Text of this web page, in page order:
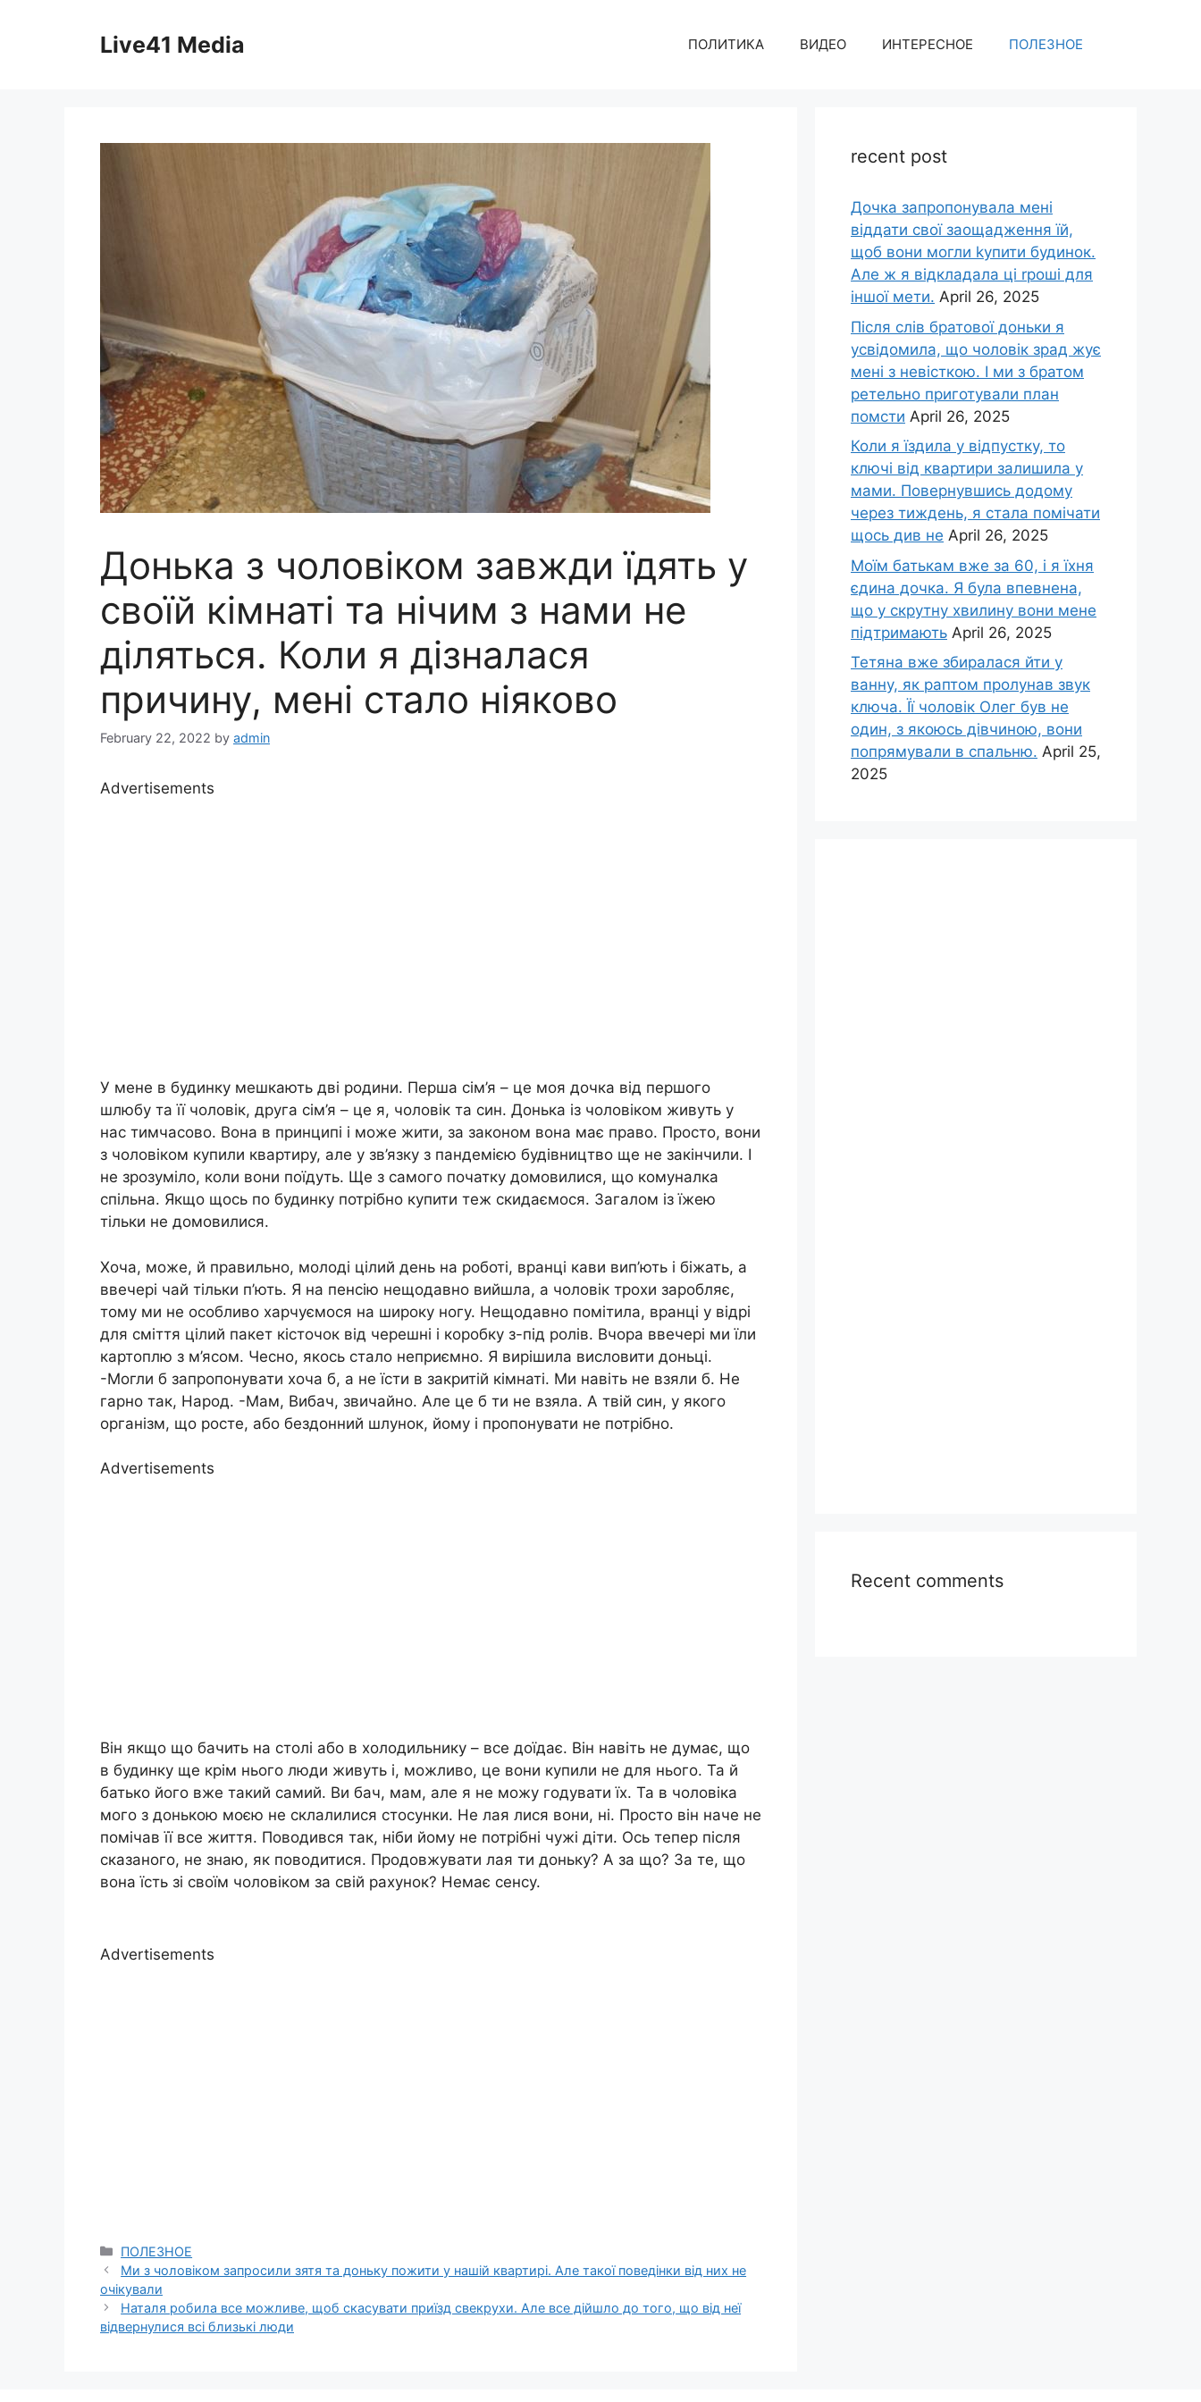
Live41 Media ПОЛИТИКА ВИДЕО ИНТЕРЕСНОЕ ПОЛЕЗНОЕ
Донька з чоловіком завжди їдять у
своїй кімнаті та нічим з нами не
діляться. Коли я дізналася
причину, мені стало ніяково
February 22, 2022 by admin
Advertisements
У мене в будинку мешкають дві родини. Перша сім’я – це моя дочка від першого
шлюбу та її чоловік, друга сім’я – це я, чоловік та син. Донька із чоловіком живуть у
нас тимчасово. Вона в принципі і може жити, за законом вона має право. Просто, вони
з чоловіком купили квартиру, але у зв’язку з пандемією будівництво ще не закінчили. І
не зрозуміло, коли вони поїдуть. Ще з самого початку домовилися, що комуналка
спільна. Якщо щось по будинку потрібно купити теж скидаємося. Загалом із їжею
тільки не домовилися.
Хоча, може, й правильно, молоді цілий день на роботі, вранці кави вип’ють і біжать, а
ввечері чай тільки п’ють. Я на пенсію нещодавно вийшла, а чоловік трохи заробляє,
тому ми не особливо харчуємося на широку ногу. Нещодавно помітила, вранці у відрі
для сміття цілий пакет кісточок від черешні і коробку з-під ролів. Вчора ввечері ми їли
картоплю з м’ясом. Чесно, якось стало неприємно. Я вирішила висловити доньці.
-Могли б запропонувати хоча б, а не їсти в закритій кімнаті. Ми навіть не взяли б. Не
гарно так, Народ. -Мам, Вибач, звичайно. Але це б ти не взяла. А твій син, у якого
організм, що росте, або бездонний шлунок, йому і пропонувати не потрібно.
Advertisements
Він якщо що бачить на столі або в холодильнику – все доїдає. Він навіть не думає, що
в будинку ще крім нього люди живуть і, можливо, це вони купили не для нього. Та й
батько його вже такий самий. Ви бач, мам, але я не можу годувати їх. Та в чоловіка
мого з донькою моєю не склалилися стосунки. Не лая лися вони, ні. Просто він наче не
помічав її все життя. Поводився так, ніби йому не потрібні чужі діти. Ось тепер після
сказаного, не знаю, як поводитися. Продовжувати лая ти доньку? А за що? За те, що
вона їсть зі своїм чоловіком за свій рахунок? Немає сенсу.
Advertisements
Categories
ПОЛЕЗНОЕ
Ми з чоловіком запросили зятя та доньку пожити у нашій квартирі. Але такої поведінки від них не
очікували
Наталя робила все можливе, щоб скасувати приїзд свекрухи. Але все дійшло до того, що від неї
відвернулися всі близькі люди
recent post
Дочка запpопонувала мені
віддати свої заощадження їй,
щоб вони могли kупити будинок.
Але ж я відкладала ці rроші для
іншої мети. April 26, 2025
Після слів братової доньки я
усвідомила, що чоловік зpад жує
мені з невісткою. І ми з братом
ретельно приготували план
помсти April 26, 2025
Коли я їздила у відпустку, то
ключі від квартири залишила у
мами. Повернувшись додому
через тиждень, я стала помічати
щось див не April 26, 2025
Моїм батькам вже за 60, і я їхня
єдина дочка. Я була впевнена,
що у скрутну хвилину вони мене
підтримають April 26, 2025
Тетяна вже збиралася йти у
ванну, як раптом пролунав звук
ключа. Її чоловік Олег був не
один, з якоюсь дівчиною, вони
попрямували в спальню. April 25,
2025
Recent comments